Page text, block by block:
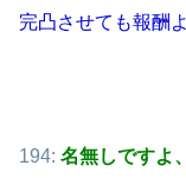
完凸させても報酬
194: 名無しですよ